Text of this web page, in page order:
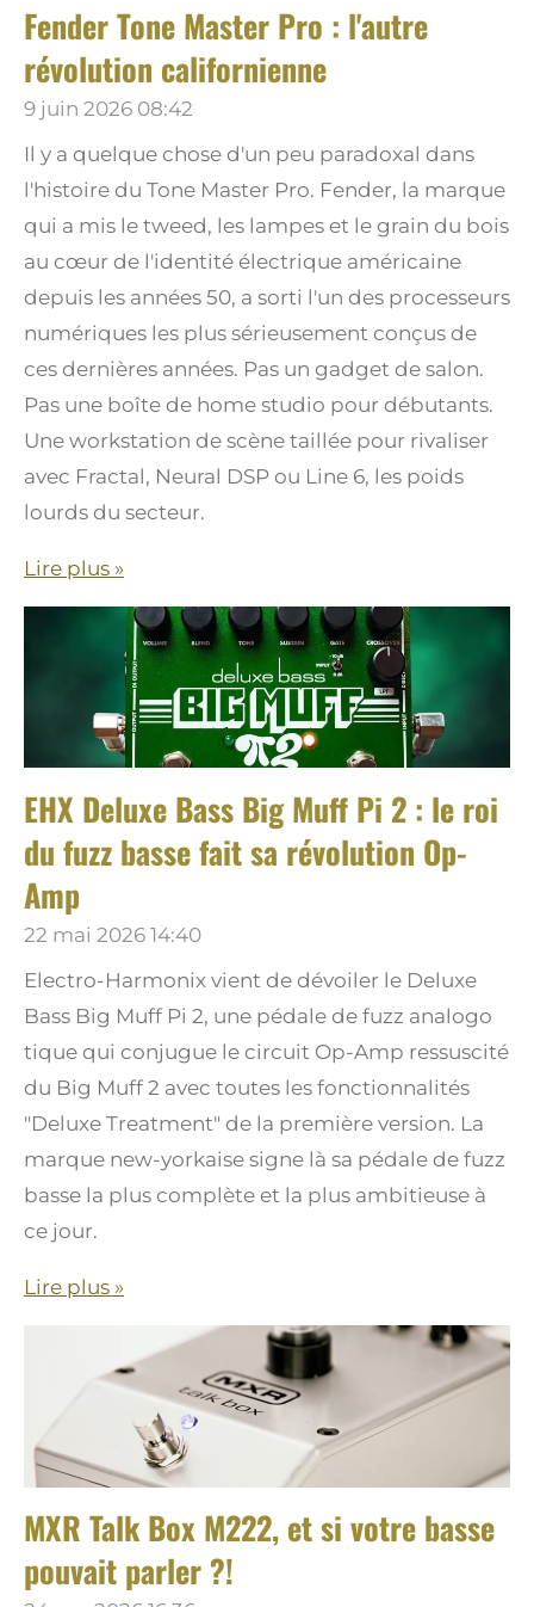
Fender Tone Master Pro : l'autre
révolution californienne
9 juin 2026 08:42
Il y a quelque chose d'un peu paradoxal dans
l'histoire du Tone Master Pro. Fender, la marque
qui a mis le tweed, les lampes et le grain du bois
au cœur de l'identité électrique américaine
depuis les années 50, a sorti l'un des processeurs
numériques les plus sérieusement conçus de
ces dernières années. Pas un gadget de salon.
Pas une boîte de home studio pour débutants.
Une workstation de scène taillée pour rivaliser
avec Fractal, Neural DSP ou Line 6, les poids
lourds du secteur.
Lire plus »
EHX Deluxe Bass Big Muff Pi 2 : le roi
du fuzz basse fait sa révolution Op-
Amp
22 mai 2026 14:40
Electro-Harmonix vient de dévoiler le Deluxe
Bass Big Muff Pi 2, une pédale de fuzz analogo
tique qui conjugue le circuit Op-Amp ressuscité
du Big Muff 2 avec toutes les fonctionnalités
"Deluxe Treatment" de la première version. La
marque new-yorkaise signe là sa pédale de fuzz
basse la plus complète et la plus ambitieuse à
ce jour.
Lire plus »
MXR Talk Box M222, et si votre basse
pouvait parler ?!